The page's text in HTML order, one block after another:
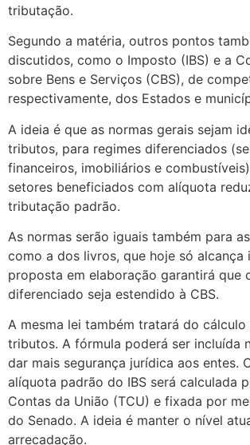
tributação.
Segundo a matéria, outros pontos
discutidos, como o Imposto (IBS) e a
sobre Bens e Serviços (CBS), de
respectivamente, dos Estados e
A ideia é que as normas gerais sejam
tributos, para regimes diferenciados
financeiros, imobiliários e
setores beneficiados com alíquota
tributação padrão.
As normas serão iguais também para
como a dos livros, que hoje só alcança
proposta em elaboração garantirá que
diferenciado seja estendido à CBS.
A mesma lei também tratará do
tributos. A fórmula poderá ser incluída
dar mais segurança jurídica aos entes.
alíquota padrão do IBS será calculada
Contas da União (TCU) e fixada por
do Senado. A ideia é manter o nível
arrecadação.